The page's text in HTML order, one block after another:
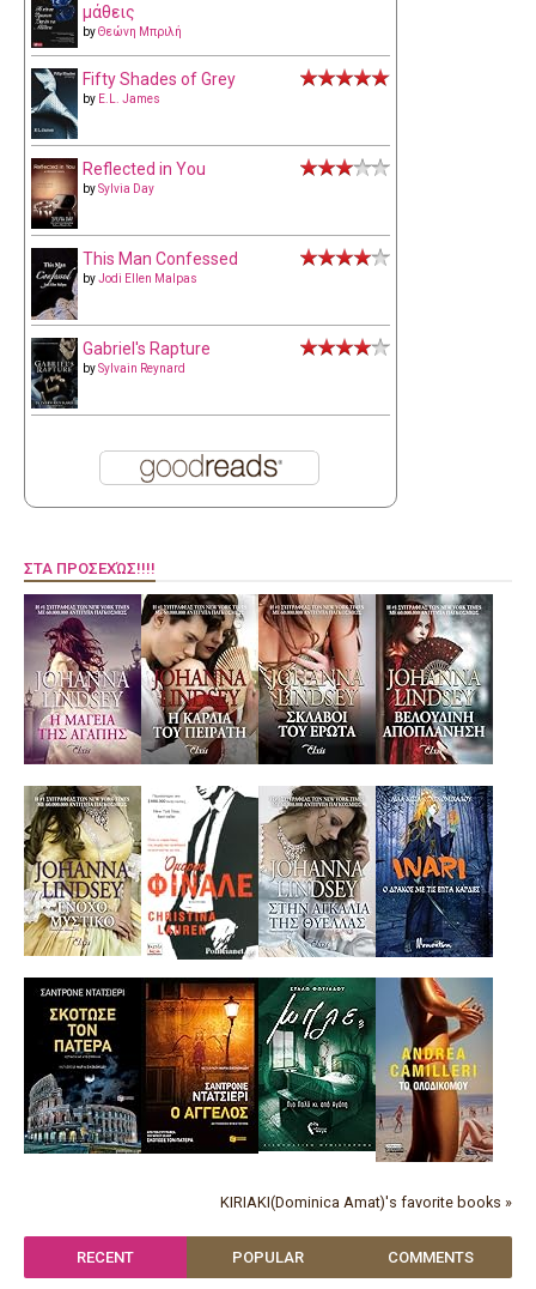
μάθεις
byΘεώνη Μπριλή
Fifty Shades of Grey
by E.L. James
Reflected in You
bySylvia Day
This Man Confessed
byJodi Ellen Malpas
Gabriel's Rapture
bySylvain Reynard
ΣΤΑ ΠΡΟΣΕΧΏΣ!!!!
KIRIAKI(Dominica Amat)'s favorite books »
RECENT POPULAR COMMENTS